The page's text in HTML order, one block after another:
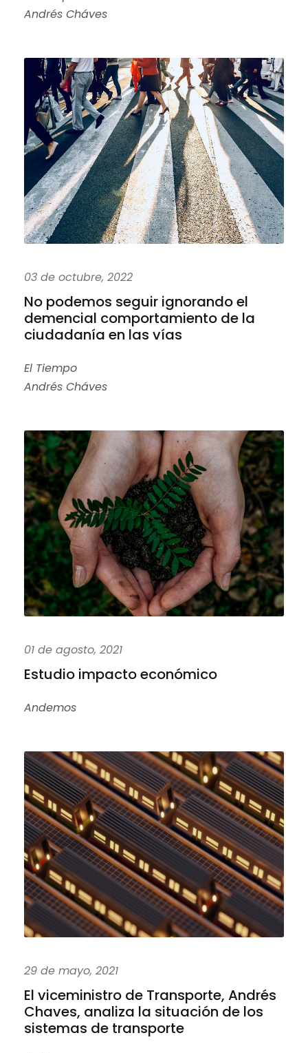
Andrés Cháves
03 de octubre, 2022
No podemos seguir ignorando el
demencial comportamiento de la
ciudadanía en las vías
El Tiempo
Andrés Cháves
01 de agosto, 2021
Estudio impacto económico
Andemos
29 de mayo, 2021
El viceministro de Transporte, Andrés
Chaves, analiza la situación de los
sistemas de transporte